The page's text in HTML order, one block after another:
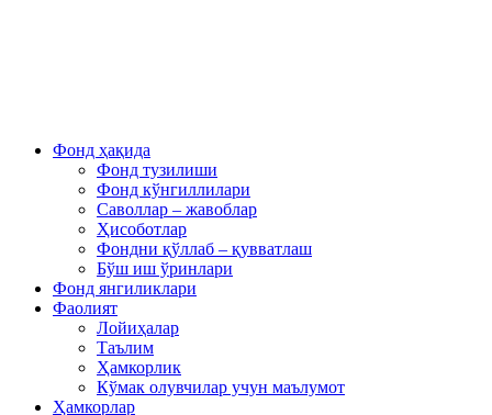
Фонд ҳақида
Фонд тузилиши
Фонд кўнгиллилари
Саволлар – жавоблар
Ҳисоботлар
Фондни қўллаб – қувватлаш
Бўш иш ўринлари
Фонд янгиликлари
Фаолият
Лойиҳалар
Таълим
Ҳамкорлик
Кўмак олувчилар учун маълумот
Ҳамкорлар